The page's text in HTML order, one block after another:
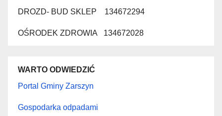
DROZD- BUD SKLEP 134672294
OŚRODEK ZDROWIA 134672028
WARTO ODWIEDZIĆ
Portal Gminy Zarszyn
Gospodarka odpadami